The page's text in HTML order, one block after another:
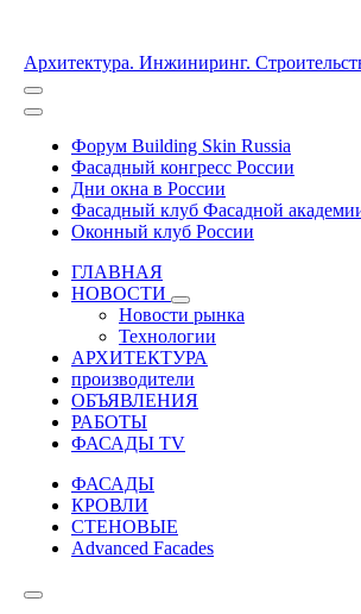
Архитектура. Инжиниринг.
Форум Building Skin Russia
Фасадный конгресс России
Дни окна в России
Фасадный клуб Фасадной
Оконный клуб России
ГЛАВНАЯ
НОВОСТИ
Новости рынка
Технологии
АРХИТЕКТУРА
производители
ОБЪЯВЛЕНИЯ
РАБОТЫ
ФАСАДЫ TV
ФАСАДЫ
КРОВЛИ
СТЕНОВЫЕ
Advanced Facades